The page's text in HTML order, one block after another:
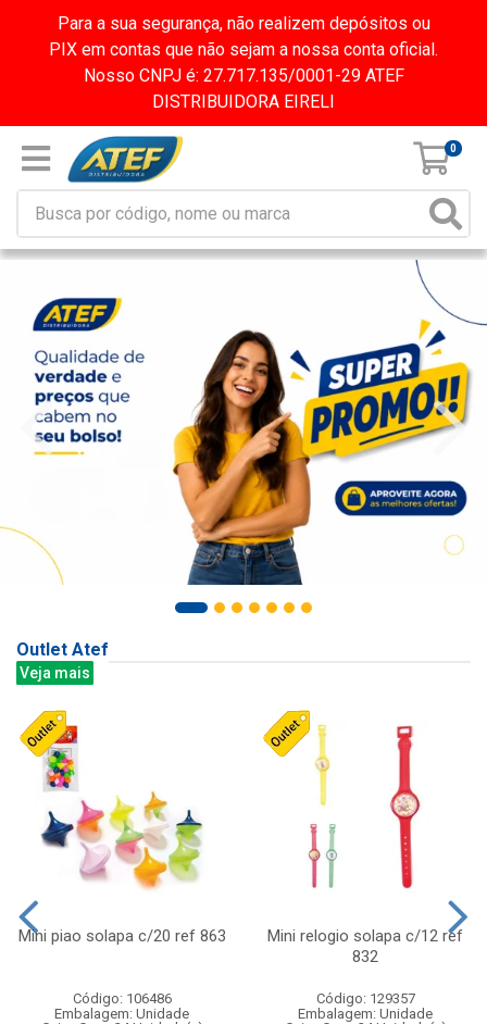
Para a sua segurança, não realizem depósitos ou
PIX em contas que não sejam a nossa conta oficial.
Nosso CNPJ é: 27.717.135/0001-29 ATEF
DISTRIBUIDORA EIRELI
0
Outlet Atef
Veja mais
Mini piao solapa c/20 ref 863
Código: 106486
Embalagem: Unidade
Mini relogio solapa c/12 ref
832
Código: 129357
Embalagem: Unidade